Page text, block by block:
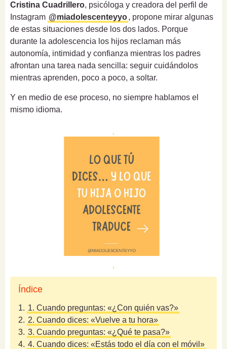
Cristina Cuadrillero, psicóloga y creadora del perfil de
Instagram @miadolescenteyyo, propone mirar algunas
de estas situaciones desde los dos lados. Porque
durante la adolescencia los hijos reclaman más
autonomía, intimidad y confianza mientras los padres
afrontan una tarea nada sencilla: seguir cuidándolos
mientras aprenden, poco a poco, a soltar.
Y en medio de ese proceso, no siempre hablamos el
mismo idioma.
Índice
1. 1. Cuando preguntas: «¿Con quién vas?»
2. 2. Cuando dices: «Vuelve a tu hora»
3. 3. Cuando preguntas: «¿Qué te pasa?»
4. 4. Cuando dices: «Estás todo el día con el móvil»